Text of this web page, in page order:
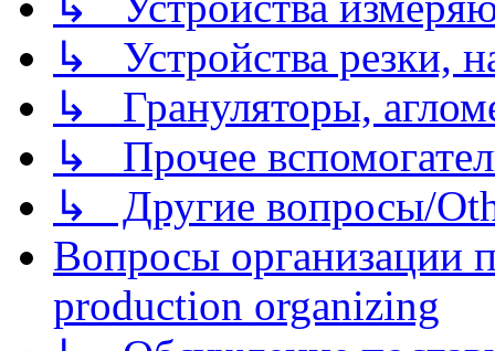
↳ Устройства резки,
↳ Грануляторы,
↳ Прочее
↳ Другие вопросы/
Вопросы организации
production organizing